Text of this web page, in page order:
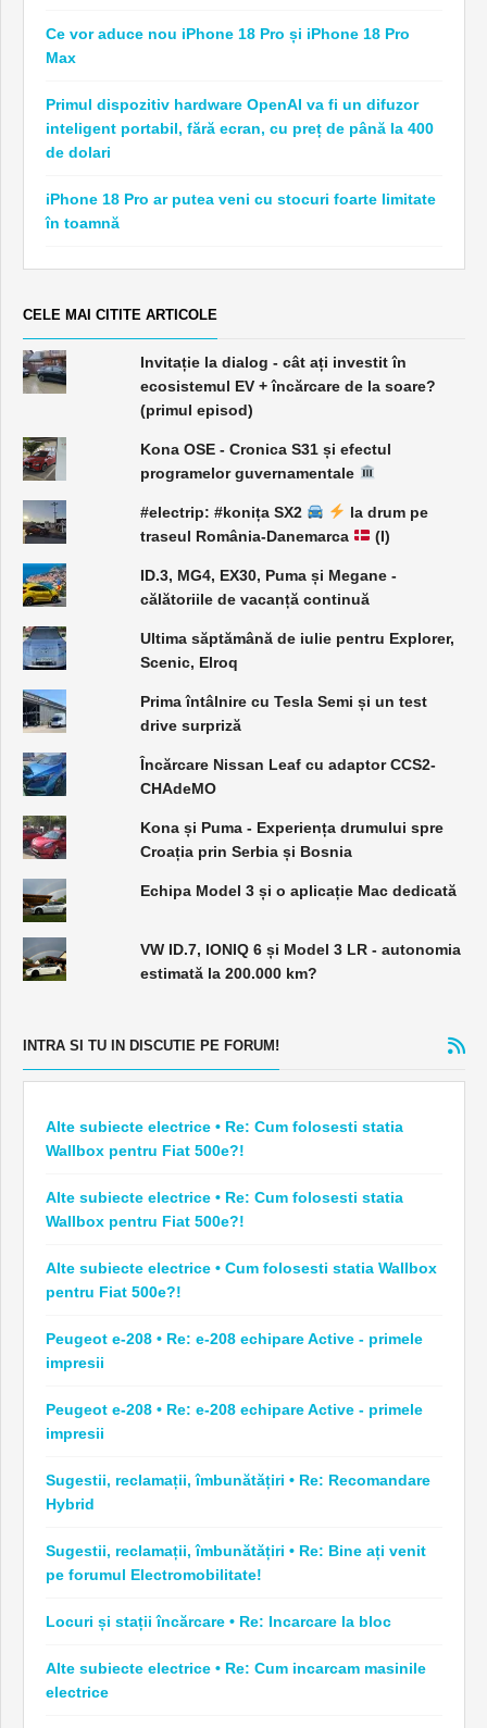
Ce vor aduce nou iPhone 18 Pro și iPhone 18 Pro
Max
Primul dispozitiv hardware OpenAI va fi un difuzor
inteligent portabil, fără ecran, cu preț de până la 400
de dolari
iPhone 18 Pro ar putea veni cu stocuri foarte limitate
în toamnă
CELE MAI CITITE ARTICOLE
Invitație la dialog - cât ați investit în
ecosistemul EV + încărcare de la soare?
(primul episod)
Kona OSE - Cronica S31 și efectul
programelor guvernamentale
#electrip: #konița SX2
la drum pe
traseul România-Danemarca
(I)
ID.3, MG4, EX30, Puma și Megane -
călătoriile de vacanță continuă
Ultima săptămână de iulie pentru Explorer,
Scenic, Elroq
Prima întâlnire cu Tesla Semi și un test
drive surpriză
Încărcare Nissan Leaf cu adaptor CCS2-
CHAdeMO
Kona și Puma - Experiența drumului spre
Croația prin Serbia și Bosnia
Echipa Model 3 și o aplicație Mac dedicată
VW ID.7, IONIQ 6 și Model 3 LR - autonomia
estimată la 200.000 km?
INTRA SI TU IN DISCUTIE PE FORUM!
Alte subiecte electrice • Re: Cum folosesti statia
Wallbox pentru Fiat 500e?!
Alte subiecte electrice • Re: Cum folosesti statia
Wallbox pentru Fiat 500e?!
Alte subiecte electrice • Cum folosesti statia Wallbox
pentru Fiat 500e?!
Peugeot e-208 • Re: e-208 echipare Active - primele
impresii
Peugeot e-208 • Re: e-208 echipare Active - primele
impresii
Sugestii, reclamații, îmbunătățiri • Re: Recomandare
Hybrid
Sugestii, reclamații, îmbunătățiri • Re: Bine ați venit
pe forumul Electromobilitate!
Locuri și stații încărcare • Re: Incarcare la bloc
Alte subiecte electrice • Re: Cum incarcam masinile
electrice